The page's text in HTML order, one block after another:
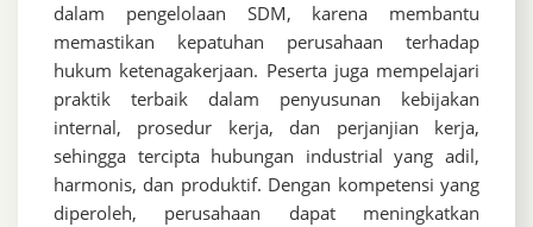
dalam pengelolaan SDM, karena membantu
memastikan kepatuhan perusahaan terhadap
hukum ketenagakerjaan. Peserta juga mempelajari
praktik terbaik dalam penyusunan kebijakan
internal, prosedur kerja, dan perjanjian kerja,
sehingga tercipta hubungan industrial yang adil,
harmonis, dan produktif. Dengan kompetensi yang
diperoleh, perusahaan dapat meningkatkan